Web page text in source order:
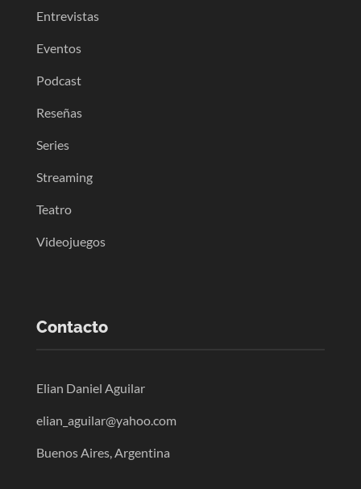
Entrevistas
Eventos
Podcast
Reseñas
Series
Streaming
Teatro
Videojuegos
Contacto
Elian Daniel Aguilar
elian_aguilar@yahoo.com
Buenos Aires, Argentina